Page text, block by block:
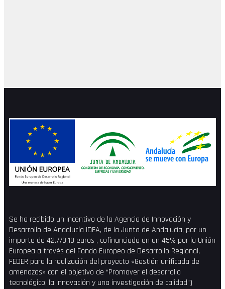
Se ha recibido un incentivo de la Agencia de Innovación y
Desarrollo de Andalucía IDEA, de la Junta de Andalucía, por un
importe de 42.770,10 euros , cofinanciado en un 45% por la Unión
Europea a través del Fondo Europeo de Desarrollo Regional,
FEDER para la realización del proyecto «Gestión unificada de
amenazas» con el objetivo de “Promover el desarrollo
tecnológico, la innovación y una investigación de calidad”)